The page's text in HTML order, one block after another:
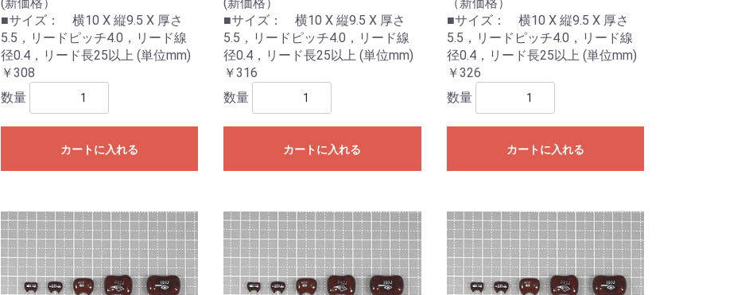
■サイズ： 横10 X 縦9.5 X 厚さ
5.5，リードピッチ4.0，リード線
径0.4，リード長25以上 (単位mm)
￥308
数量
カートに入れる
■サイズ： 横10 X 縦9.5 X 厚さ
5.5，リードピッチ4.0，リード線
径0.4，リード長25以上 (単位mm)
￥316
数量
カートに入れる
■サイズ： 横10 X 縦9.5 X 厚さ
5.5，リードピッチ4.0，リード線
径0.4，リード長25以上 (単位mm)
￥326
数量
カートに入れる